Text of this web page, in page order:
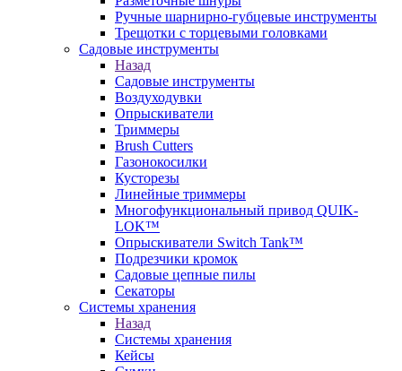
Ручные шарнирно-губцевые инструменты
Трещотки с торцевыми головками
Садовые инструменты
Назад
Садовые инструменты
Воздуходувки
Опрыскиватели
Триммеры
Brush Cutters
Газонокосилки
Кусторезы
Линейные триммеры
Многофункциональный привод QUIK-
LOK™
Опрыскиватели Switch Tank™
Подрезчики кромок
Садовые цепные пилы
Секаторы
Системы хранения
Назад
Системы хранения
Кейсы